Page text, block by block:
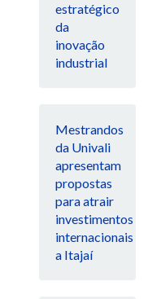
estratégico
da
inovação
industrial
Mestrandos
da Univali
apresentam
propostas
para atrair
investimentos
internacionais
a Itajaí